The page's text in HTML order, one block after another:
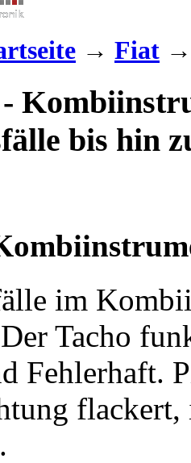
→ Fiat
bis hin
im
Tacho
Fehlerhaft.